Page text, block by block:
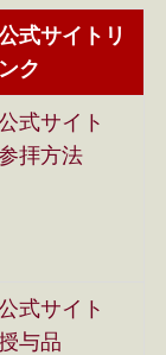
式サイトリ
ンク
式サイト
拝方法
式サイト
与品